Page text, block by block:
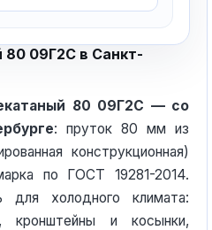
80 09Г2С в Санкт-
80 09Г2С — со
: пруток 80 мм из
конструкционная)
по ГОСТ 19281-2014.
для холодного климата:
и косынки,